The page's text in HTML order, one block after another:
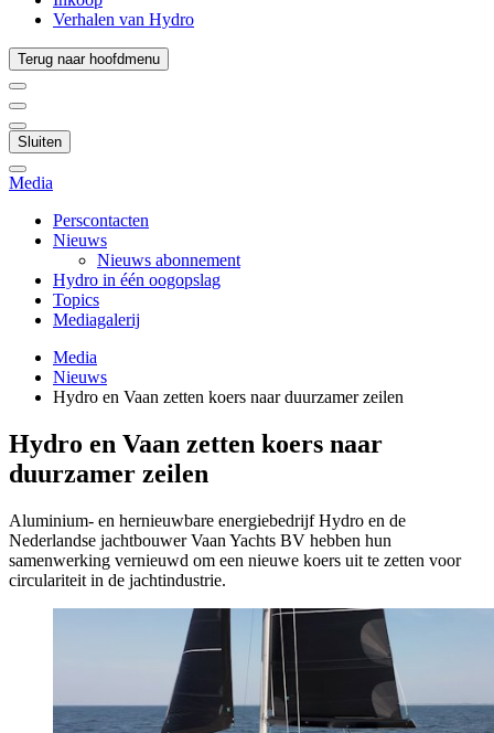
Verhalen van Hydro
Terug naar hoofdmenu
Sluiten
Media
Perscontacten
Nieuws
Nieuws abonnement
Hydro in één oogopslag
Topics
Mediagalerij
Media
Nieuws
Hydro en Vaan zetten koers naar duurzamer zeilen
Hydro en Vaan zetten koers naar
duurzamer zeilen
Aluminium- en hernieuwbare energiebedrijf Hydro en de
Nederlandse jachtbouwer Vaan Yachts BV hebben hun
samenwerking vernieuwd om een nieuwe koers uit te zetten voor
circulariteit in de jachtindustrie.